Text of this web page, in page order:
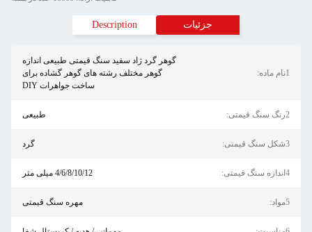
جزئیات Description
1نام ماده:
گوهر گرد ژاد سفید سنگ قیمتی طبیعی اندازه
گوهر مختلف رشته های گوهر گشاده برای
ساخت جواهرات DIY
2رنگ سنگ قیمتی: طبیعی
3شکل سنگ قیمتی: گرد
4اندازه سنگ قیمتی: 4/6/8/10/12 میلی متر
5مواد: مهره سنگ قیمتی